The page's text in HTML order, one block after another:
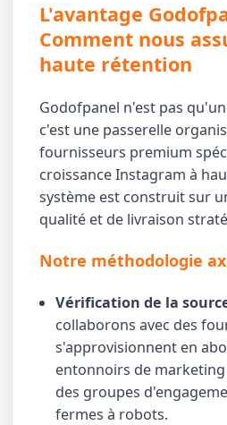
L'avantage
Comment nous
haute rétention
Godofpanel n'est pas
c'est une passerelle
fournisseurs premium
croissance Instagram à
système est construit sur
qualité et de livraison
Notre méthodologie
Vérification de la
collaborons avec des
s'approvisionnent en
entonnoirs de
des groupes
fermes à robots.